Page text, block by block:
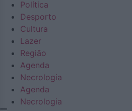
Política
Desporto
Cultura
Lazer
Região
Agenda
Necrologia
Agenda
Necrologia